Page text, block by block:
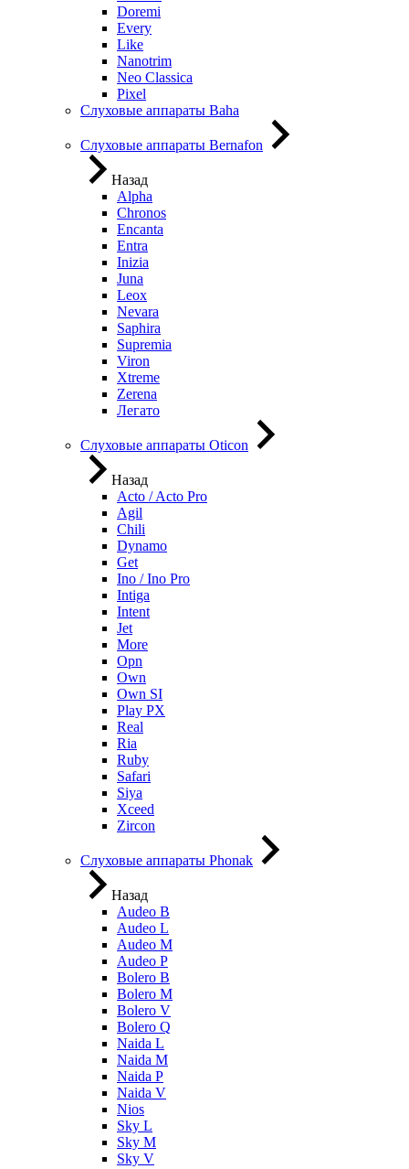
Doremi
Every
Like
Nanotrim
Neo Classica
Pixel
Слуховые аппараты Baha
Слуховые аппараты Bernafon
Назад
Alpha
Chronos
Encanta
Entra
Inizia
Juna
Leox
Nevara
Saphira
Supremia
Viron
Xtreme
Zerena
Легато
Слуховые аппараты Oticon
Назад
Acto / Acto Pro
Agil
Chili
Dynamo
Get
Ino / Ino Pro
Intiga
Intent
Jet
More
Opn
Own
Own SI
Play PX
Real
Ria
Ruby
Safari
Siya
Xceed
Zircon
Слуховые аппараты Phonak
Назад
Audeo B
Audeo L
Audeo М
Audeo P
Bolero B
Bolero M
Bolero V
Bolero Q
Naida L
Naida M
Naida P
Naida V
Nios
Sky L
Sky M
Sky V